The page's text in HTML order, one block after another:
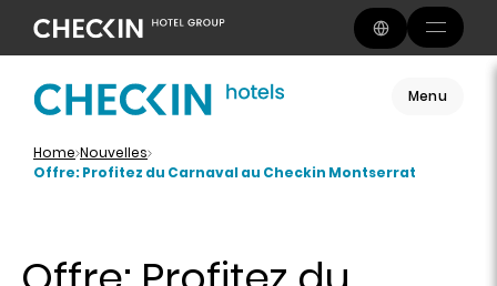
Menu
Home Nouvelles
Offre: Profitez du Carnaval au Checkin Montserrat